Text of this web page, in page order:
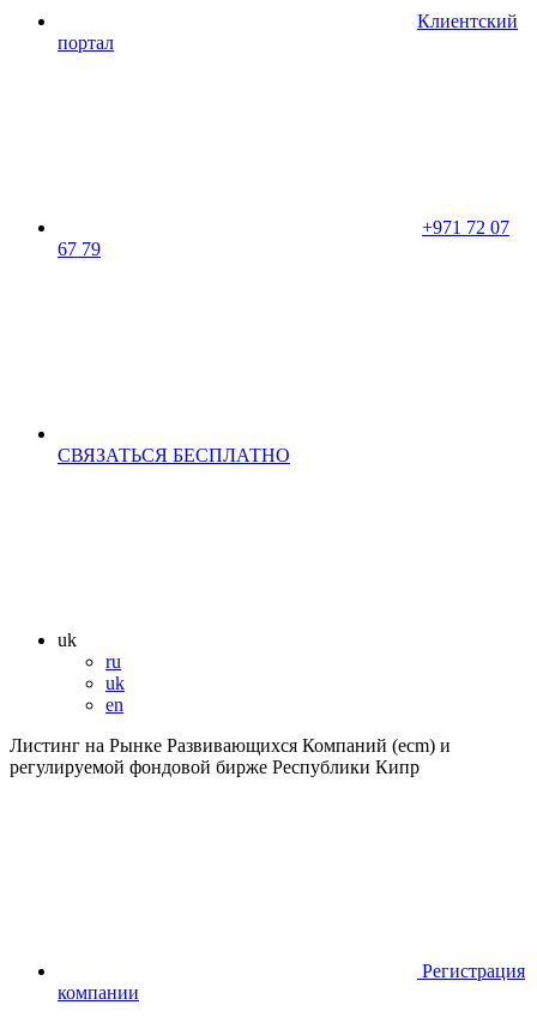
Клиентский
портал
+971 72 07
67 79
CВЯЗАТЬСЯ БЕСПЛАТНО
uk
ru
uk
en
Листинг на Рынке Развивающихся Компаний (ecm) и
регулируемой фондовой бирже Республики Кипр
Регистрация
компании